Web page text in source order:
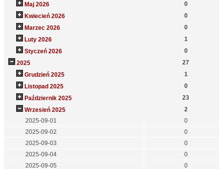
Maj 2026
0
Kwiecień 2026
0
Marzec 2026
0
Luty 2026
1
Styczeń 2026
0
2025
27
Grudzień 2025
1
Listopad 2025
0
Październik 2025
23
Wrzesień 2025
2
2025-09-01
0
2025-09-02
0
2025-09-03
0
2025-09-04
0
2025-09-05
0